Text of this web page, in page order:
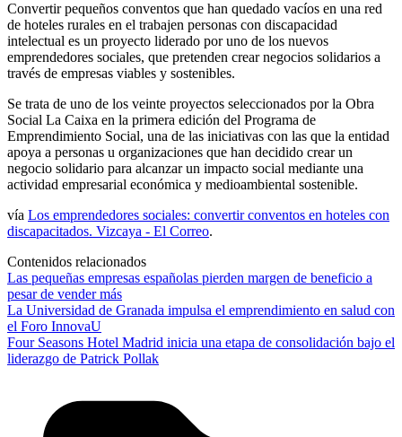
Convertir pequeños conventos que han quedado vacíos en una red
de hoteles rurales en el trabajen personas con discapacidad
intelectual es un proyecto liderado por uno de los nuevos
emprendedores sociales, que pretenden crear negocios solidarios a
través de empresas viables y sostenibles.
Se trata de uno de los veinte proyectos seleccionados por la Obra
Social La Caixa en la primera edición del Programa de
Emprendimiento Social, una de las iniciativas con las que la entidad
apoya a personas u organizaciones que han decidido crear un
negocio solidario para alcanzar un impacto social mediante una
actividad empresarial económica y medioambiental sostenible.
vía Los emprendedores sociales: convertir conventos en hoteles con
discapacitados. Vizcaya - El Correo.
Contenidos relacionados
Las pequeñas empresas españolas pierden margen de beneficio a
pesar de vender más
La Universidad de Granada impulsa el emprendimiento en salud con
el Foro InnovaU
Four Seasons Hotel Madrid inicia una etapa de consolidación bajo el
liderazgo de Patrick Pollak